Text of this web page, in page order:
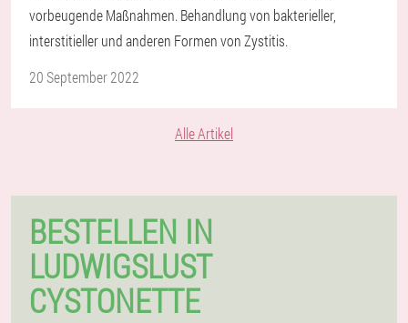
vorbeugende Maßnahmen. Behandlung von bakterieller,
interstitieller und anderen Formen von Zystitis.
20 September 2022
Alle Artikel
BESTELLEN IN
LUDWIGSLUST
CYSTONETTE